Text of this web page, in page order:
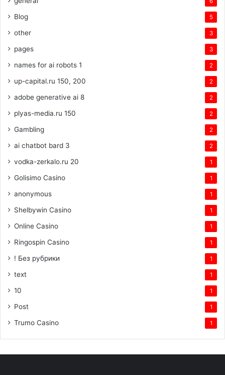
Blog 5
other 3
pages 3
names for ai robots 1 2
up-capital.ru 150, 200 2
adobe generative ai 8 2
plyas-media.ru 150 2
Gambling 2
ai chatbot bard 3 2
vodka-zerkalo.ru 20 1
Golisimo Casino 1
anonymous 1
Shelbywin Casino 1
Online Casino 1
Ringospin Casino 1
! Без рубрики 1
text 1
10 1
Post 1
Trumo Casino 1